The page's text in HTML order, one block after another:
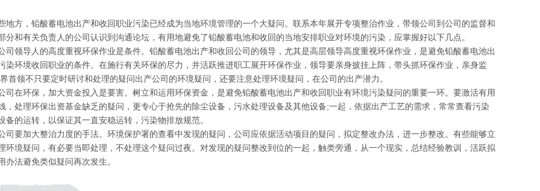
地方，铅酸蓄电池出产和收回职业污染已经成为当地环境管理的一个大疑问。联系本年展开专项整治作业，带领公司到公司的监督和
分和有关负责人的公司认识到沟通论坛，有用地避免了铅酸蓄电池和收回的当地安排职业对环境的污染，应掌握好以下几点。
导人的高度重视环保作业是条件。铅酸蓄电池出产和收回公司的领导，尤其是高层领导高度重视环保作业，是避免铅酸蓄电池出
染环境收回职业的条件。在施行有关环保的尽力，并活跃推进职工展开环保作业，领导要亲身披挂上阵，带头抓环保作业，亲身监
首领不只要定时研讨和处理的疑问出产公司的环境疑问，还要注意处理环境疑问，在公司的出产潜力。
环保，加大资金投入是要害。树立和运用环保资金，是避免铅酸蓄电池出产和收回职业有环境污染疑问的重要一环。要激活有用
，处理环保出资基金缺乏的疑问，更专心于抢先的除尘设备，污水处理设备及其他设备;一起，依据出产工艺的需求，常常查看污染
备的运转，以保证其一直安稳运转，污染物排放规范。
加大整治力度的手法。环境保护署的查看中发现的疑问，公司应依据活动项目的疑问，拟定整改办法，进一步整改。有些能够立
环境疑问，有必要当即处理，不处理这个疑问过夜。对发现的疑问整改到位的一起，触类旁通，从一个现实，总结经验教训，活跃拟
办法避免类似疑问再次发生。